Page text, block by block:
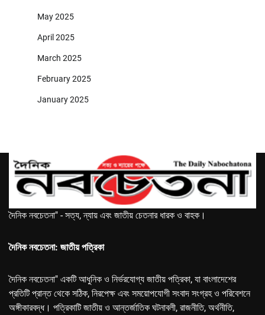
May 2025
April 2025
March 2025
February 2025
January 2025
দৈনিক নবচেতনা" - সত্য, ন্যায় এবং জাতীয় চেতনার ধারক ও বাহক।
দৈনিক নবচেতনা: জাতীয় পত্রিকা
দৈনিক নবচেতনা" একটি আধুনিক ও নির্ভরযোগ্য জাতীয় পত্রিকা, যা বাংলাদেশের
প্রতিটি প্রান্ত থেকে সঠিক, নিরপেক্ষ এবং সময়োপযোগী সংবাদ সংগ্রহ ও পরিবেশনে
অঙ্গীকারবদ্ধ। পত্রিকাটি জাতীয় ও আন্তর্জাতিক ঘটনাবলী, রাজনীতি, অর্থনীতি,